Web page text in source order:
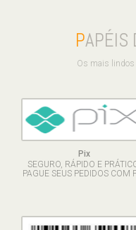
PAPÉIS
Os mais lindos
Pix
SEGURO, RÁPIDO E
PAGUE SEUS PEDIDOS COM